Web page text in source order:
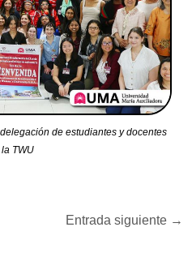
de estudiantes y docentes
TWU
Entrada siguiente →